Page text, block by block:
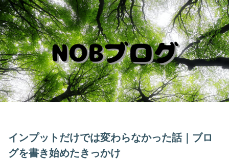
インプットだけでは変わらなかった話｜ブロ
グを書き始めたきっかけ